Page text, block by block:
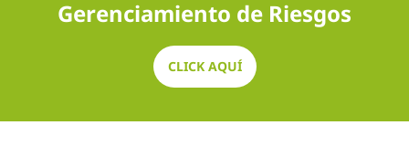
Gerenciamiento de Riesgos
CLICK AQUÍ